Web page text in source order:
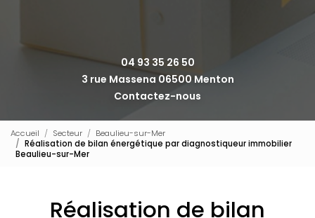
04 93 35 26 50
3 rue Massena 06500 Menton
Contactez-nous
Accueil Secteur
Beaulieu-sur-Mer
Réalisation de bilan énergétique par diagnostiqueur immobilier
Beaulieu-sur-Mer
Réalisation de bilan